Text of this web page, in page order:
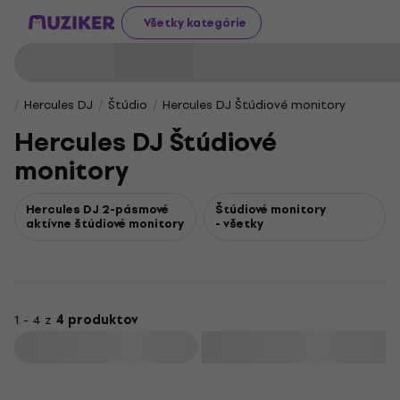
Všetky kategórie
Hercules DJ Štúdio Hercules DJ Štúdiové monitory
Hercules DJ Štúdiové
monitory
Hercules DJ 2-pásmové
aktívne štúdiové monitory
Štúdiové monitory
- všetky
1 - 4 z 4 produktov